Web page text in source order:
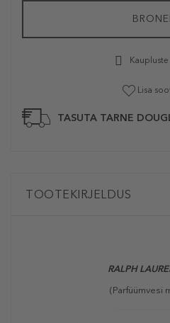
Lisa
TASUTA TARNE
TOOTEKIRJELDUS
RALPH
(Parfüümvesi